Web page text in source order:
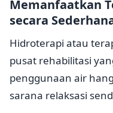
Memanfaatkan
secara
Hidroterapi atau
pusat rehabilitasi
penggunaan air
sarana relaksasi